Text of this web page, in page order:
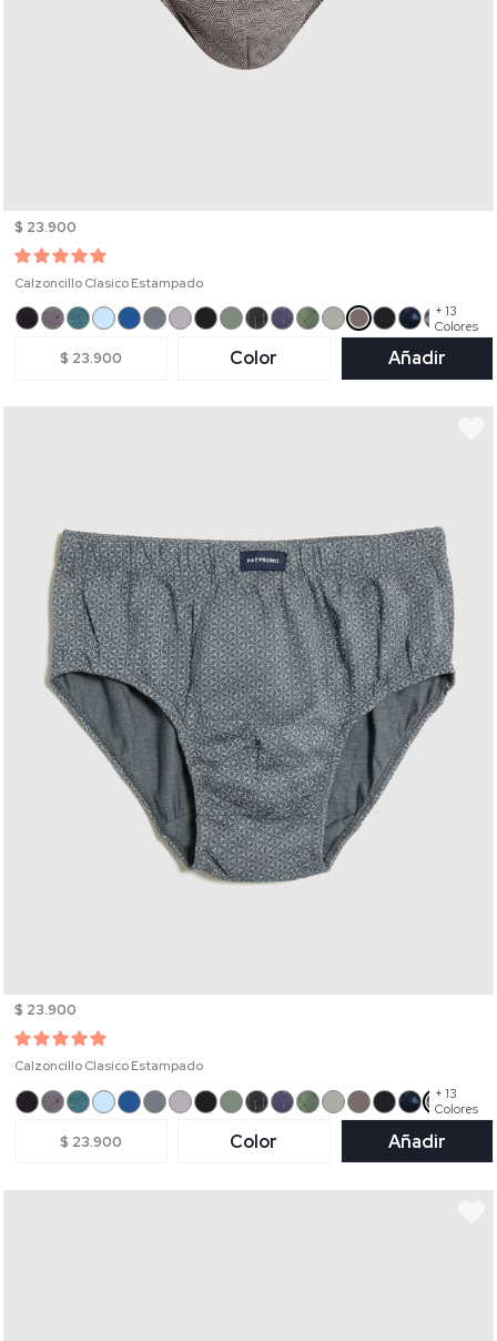
$ 23.900
Calzoncillo Clasico Estampado
+ 13
Colores
$ 23.900 Color Añadir
$ 23.900
Calzoncillo Clasico Estampado
+ 13
Colores
$ 23.900 Color Añadir